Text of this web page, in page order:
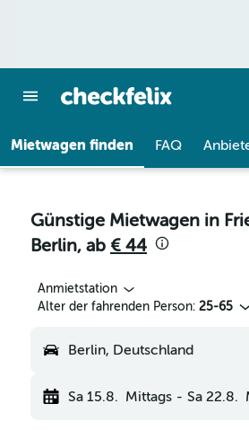
Mietwagen finden FAQ
Günstige Mietwagen in
Berlin, ab € 44
Anmietstation
Alter der fahrenden Person: 25-65
Berlin, Deutschland
Sa 15.8. Mittags - Sa 22.8.